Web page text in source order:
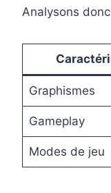
Analysons
Graphismes
Gameplay
Modes de jeu